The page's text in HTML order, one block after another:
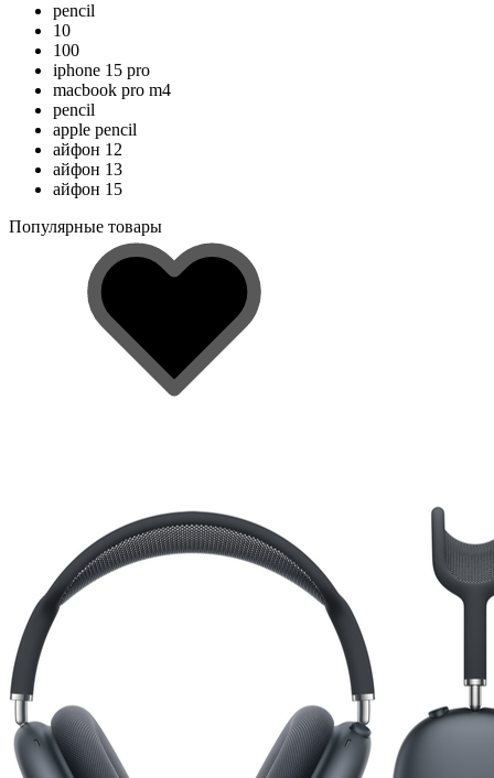
pencil
10
100
iphone 15 pro
macbook pro m4
pencil
apple pencil
айфон 12
айфон 13
айфон 15
Популярные товары